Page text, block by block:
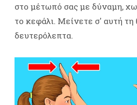
στο μέτωπό σας με δύναμη,
το κεφάλι. Μείνετε σ' αυτή τη
δευτερόλεπτα.